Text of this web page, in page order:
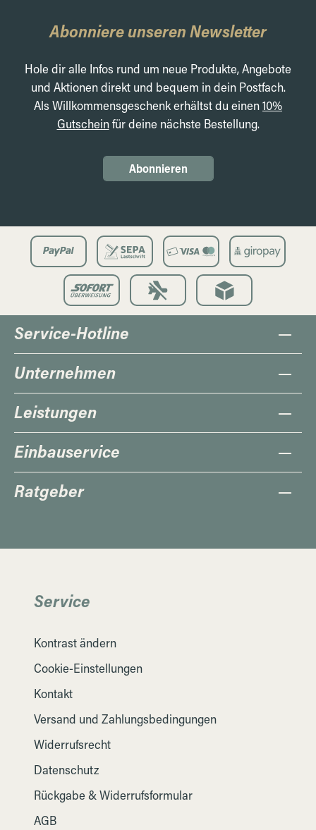
Abonniere unseren Newsletter
Hole dir alle Infos rund um neue Produkte, Angebote
und Aktionen direkt und bequem in dein Postfach.
Als Willkommensgeschenk erhältst du einen10%
Gutscheinfür deine nächste Bestellung.
Abonnieren
Service-Hotline
Unternehmen
Leistungen
Einbauservice
Ratgeber
Service
Kontrast ändern
Cookie-Einstellungen
Kontakt
Versand und Zahlungsbedingungen
Widerrufsrecht
Datenschutz
Rückgabe & Widerrufsformular
AGB